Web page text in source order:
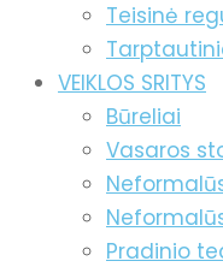
Teisinė
VEIKLOS SRITYS
Būreliai
Vasaros
Pradinio